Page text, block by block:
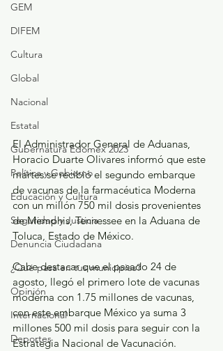
GEM
DIFEM
Cultura
Global
Nacional
Estatal
Gubernatura Edoméx 2023
Política y Gobierno
Educación y Cultura
Seguridad y Justicia
Denuncia Ciudadana
¿Qué pasa en tus municipios?
Opinión
Internacional
Deportes
El Administrador General de Aduanas,
Horacio Duarte Olivares informó que este
martes se recibió el segundo embarque
de vacunas de la farmacéutica Moderna
con un millón 750 mil dosis provenientes
de Memphis, Tennessee en la Aduana de
Toluca, Estado de México.
Cabe destacar que el pasado 24 de
agosto, llegó el primero lote de vacunas
moderna con 1.75 millones de vacunas,
con este embarque México ya suma 3
millones 500 mil dosis para seguir con la
Estrategia Nacional de Vacunación.